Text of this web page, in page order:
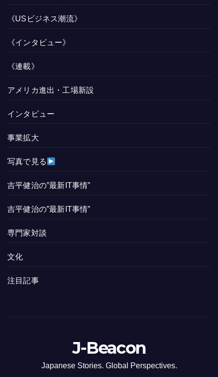
《USビジネス潮流》
《インタビュー》
《連載》
アメリカ進出・工場新設
インタビュー
事業拡大
写真で見る
吉平健治の”最新IT事情”
吉平健治の”最新IT事情”
専門家対談
文化
注目記事
J-Beacon
Japanese Stories. Global Perspectives.